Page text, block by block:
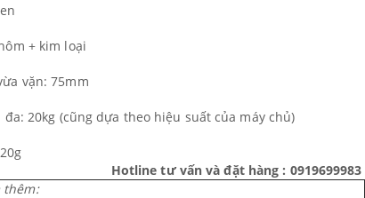
+ kim loại
vặn: 75mm
20kg (cũng dựa theo hiệu suất của máy chủ)
Hotline tư vấn và đặt hàng : 0919699983
thêm: